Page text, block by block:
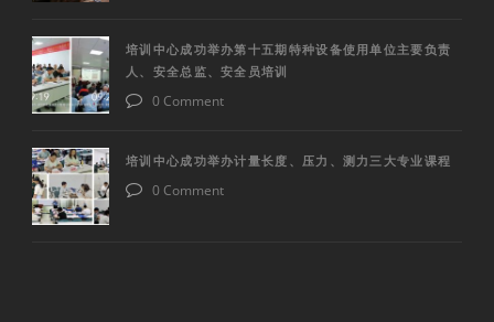
培训中心成功举办第十五期特种设备使用单位主要负责
人、安全总监、安全员培训
0 Comment
培训中心成功举办计量长度、压力、测力三大专业课程
0 Comment